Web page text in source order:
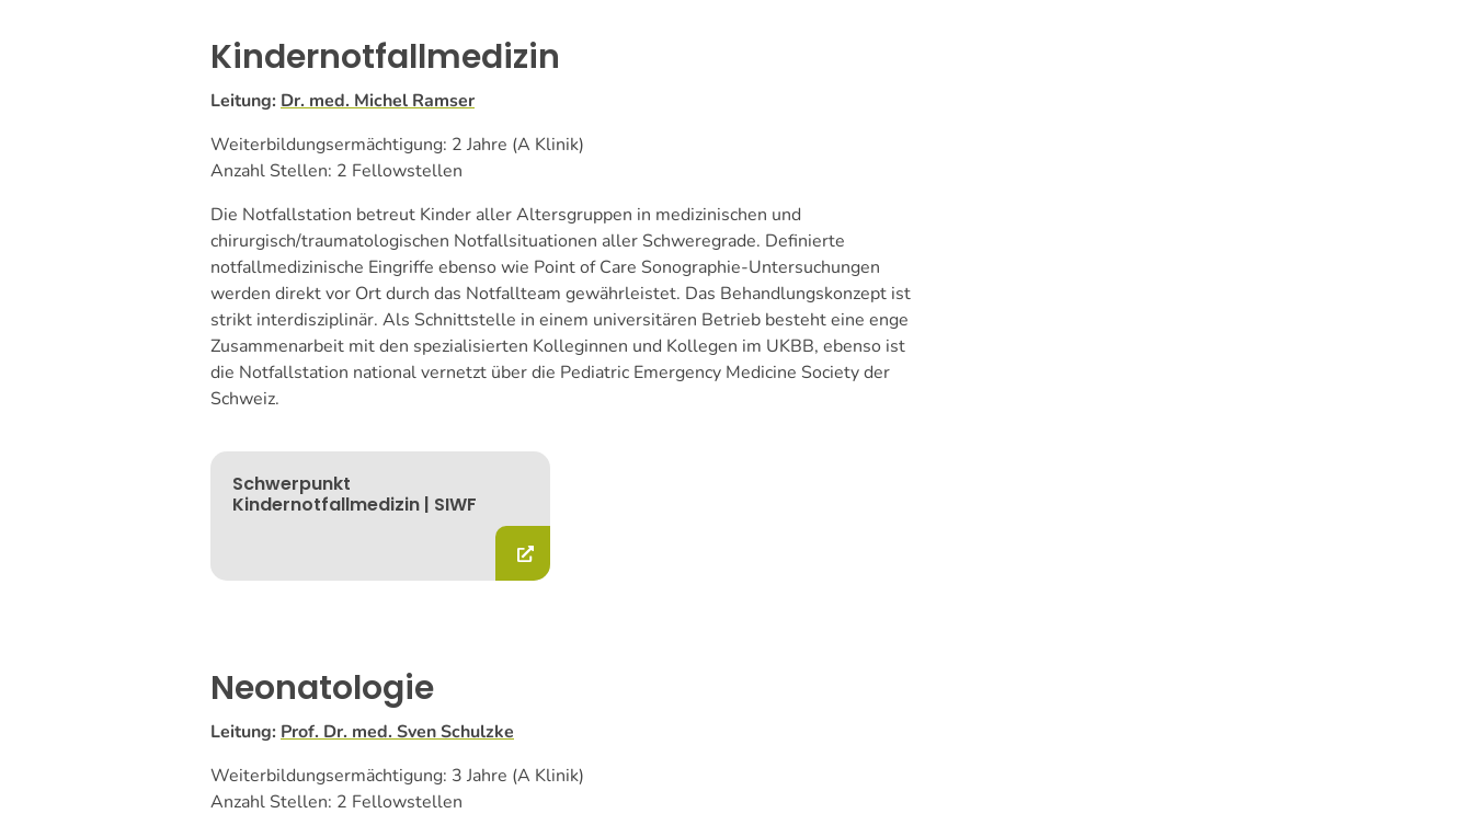
Kindernotfallmedizin
Leitung: Dr. med. Michel Ramser
Weiterbildungsermächtigung: 2 Jahre (A Klinik)
Anzahl Stellen: 2 Fellowstellen
Die Notfallstation betreut Kinder aller Altersgruppen in medizinischen und
chirurgisch/traumatologischen Notfallsituationen aller Schweregrade. Definierte
notfallmedizinische Eingriffe ebenso wie Point of Care Sonographie-Untersuchungen
werden direkt vor Ort durch das Notfallteam gewährleistet. Das Behandlungskonzept ist
strikt interdisziplinär. Als Schnittstelle in einem universitären Betrieb besteht eine enge
Zusammenarbeit mit den spezialisierten Kolleginnen und Kollegen im UKBB, ebenso ist
die Notfallstation national vernetzt über die Pediatric Emergency Medicine Society der
Schweiz.
Schwerpunkt
Kindernotfallmedizin | SIWF
Neonatologie
Leitung: Prof. Dr. med. Sven Schulzke
Weiterbildungsermächtigung: 3 Jahre (A Klinik)
Anzahl Stellen: 2 Fellowstellen